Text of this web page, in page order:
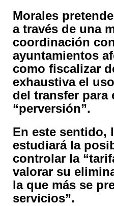
Morales
a través de una
coordinación
ayuntamientos
como fiscalizar
exhaustiva el
del transfer para
“perversión”.
En este sentido,
estudiará la
controlar la
valorar su
la que más se
servicios”.